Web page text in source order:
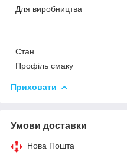
Для виробництва
Стан
Профіль смаку
Приховати
Умови доставки
Нова Пошта